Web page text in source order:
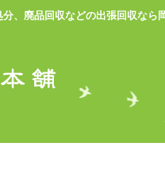
、廃品回収などの出張回収なら